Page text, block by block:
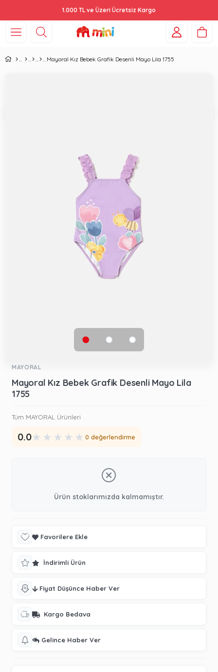
1.000 TL ve Üzeri Ücretsiz Kargo
Mayoral Kız Bebek Grafik Desenli Mayo Lila 1755
MAYORAL
Mayoral Kız Bebek Grafik Desenli Mayo Lila
1755
Tüm MAYORAL Ürünleri
0.0★ ★ ★ ★ ★ 0 değerlendirme
Ürün stoklarımızda kalmamıştır.
Favorilere Ekle
İndirimli Ürün
Fiyat Düşünce Haber Ver
Kargo Bedava
Gelince Haber Ver